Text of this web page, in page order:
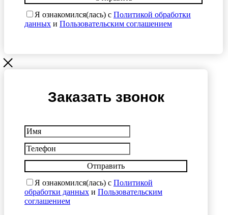
Я ознакомился(лась) с Политикой обработки
данных и Пользовательским соглашением
Заказать звонок
Отправить
Я ознакомился(лась) с Политикой
обработки данных и Пользовательским
соглашением